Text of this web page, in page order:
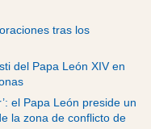
tras los
del Papa León XIV en
el Papa León preside un
la zona de conflicto de